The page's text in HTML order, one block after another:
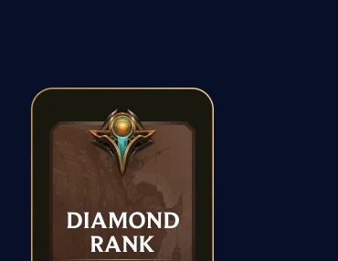
Path of Exile 2